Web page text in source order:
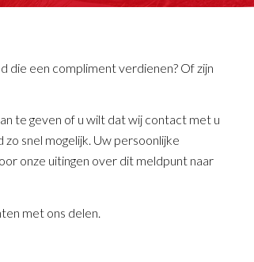
die een compliment verdienen? Of zijn
te geven of u wilt dat wij contact met u
snel mogelijk. Uw persoonlijke
onze uitingen over dit meldpunt naar
met ons delen.